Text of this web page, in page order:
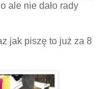
ale nie dało rady
jak piszę to już za 8